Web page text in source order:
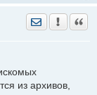
Отправить
из архивов,